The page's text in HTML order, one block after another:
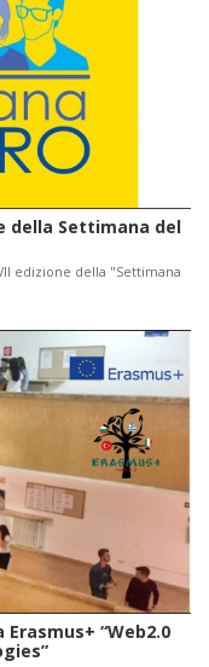
della Settimana del
edizione della "Settimana
Erasmus+ “Web2.0